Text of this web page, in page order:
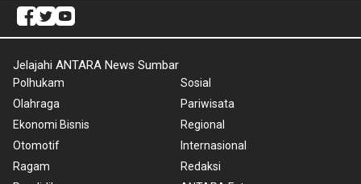
Jelajahi ANTARA News Sumbar
Polhukam
Olahraga
Ekonomi Bisnis
Otomotif
Ragam
Sosial
Pariwisata
Regional
Internasional
Redaksi